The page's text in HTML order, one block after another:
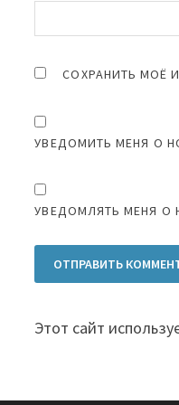
СОХРАНИТЬ МОЁ
УВЕДОМИТЬ МЕНЯ О
УВЕДОМЛЯТЬ МЕНЯ О
Этот сайт